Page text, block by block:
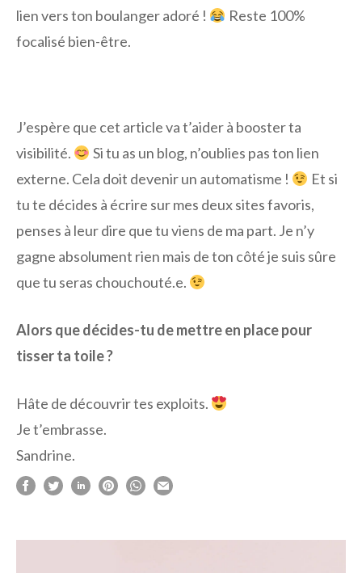
lien vers ton boulanger adoré !
Reste 100%
focalisé bien-être.
J’espère que cet article va t’aider à booster ta
visibilité.
Si tu as un blog, n’oublies pas ton lien
externe. Cela doit devenir un automatisme !
Et si
tu te décides à écrire sur mes deux sites favoris,
penses à leur dire que tu viens de ma part. Je n’y
gagne absolument rien mais de ton côté je suis sûre
que tu seras chouchouté.e.
Alors que décides-tu de mettre en place pour
tisser ta toile ?
Hâte de découvrir tes exploits.
Je t’embrasse.
Sandrine.